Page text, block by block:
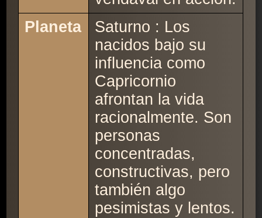
Planeta
Saturno : Los
nacidos bajo su
influencia como
Capricornio
afrontan la vida
racionalmente. Son
personas
concentradas,
constructivas, pero
también algo
pesimistas y lentos.